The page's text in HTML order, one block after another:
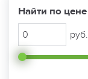
Найти по цене
руб.